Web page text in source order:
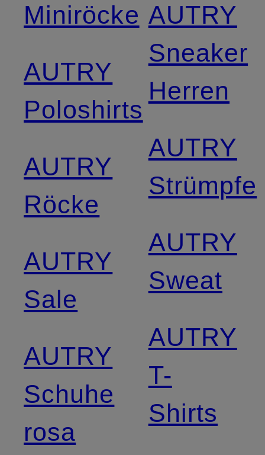
Miniröcke
AUTRY
Poloshirts
AUTRY
Röcke
AUTRY
Sale
AUTRY
Schuhe
rosa
AUTRY
Sneaker
Herren
AUTRY
Strümpfe
AUTRY
Sweat
AUTRY
T-
Shirts